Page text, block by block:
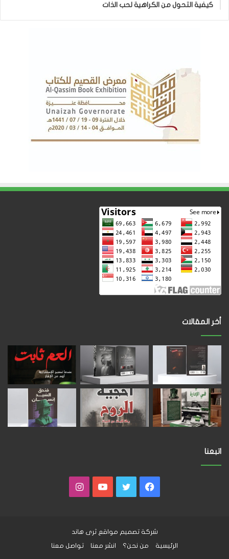
كيفية التحول من الكراهية لحب الذات
أخر المقالات
اتبعنا
فيسبوكتويتر يوتيوبانستقرام
شركة تصميم مواقع ثرى هاند
الرئيسية
من نحن؟ انشر معنا تواصل معنا